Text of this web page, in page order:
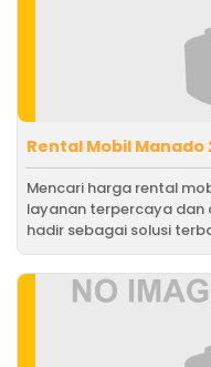
Rental Mobil Manado
Mencari harga rental
layanan terpercaya dan
hadir sebagai solusi